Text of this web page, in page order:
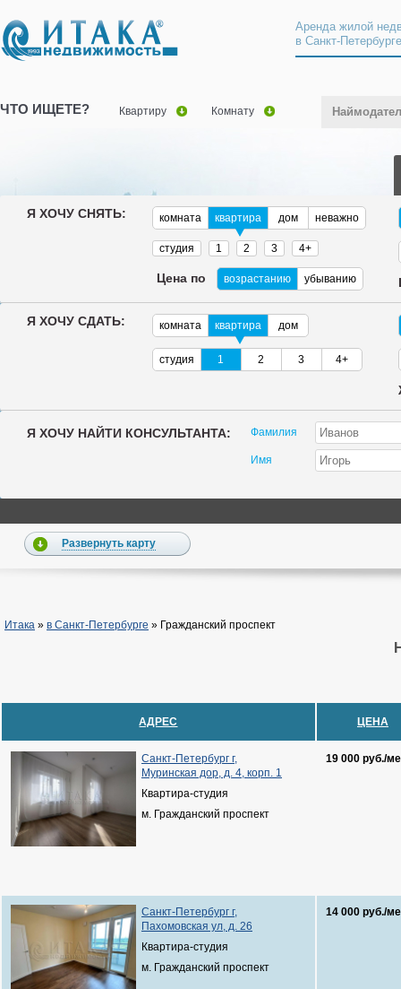
Аренда жилой
в Санкт-
ЧТО ИЩЕТЕ? Квартиру Комнату
Я ХОЧУ СНЯТЬ: комната квартира дом неважно
студия 1 2 3 4+
Цена по возрастанию убыванию
Я ХОЧУ СДАТЬ: комната квартира дом
студия 1 2 3 4+
Я ХОЧУ НАЙТИ КОНСУЛЬТАНТА: Фамилия
Имя
Развернуть карту
Итака » в Санкт-Петербурге » Гражданский проспект
АДРЕС ЦЕНА
Санкт-Петербург г,
Муринская дор, д. 4, корп. 1
Квартира-студия
м. Гражданский проспект
19 000 руб./
Санкт-Петербург г,
Пахомовская ул, д. 26
Квартира-студия
м. Гражданский проспект
14 000 руб./